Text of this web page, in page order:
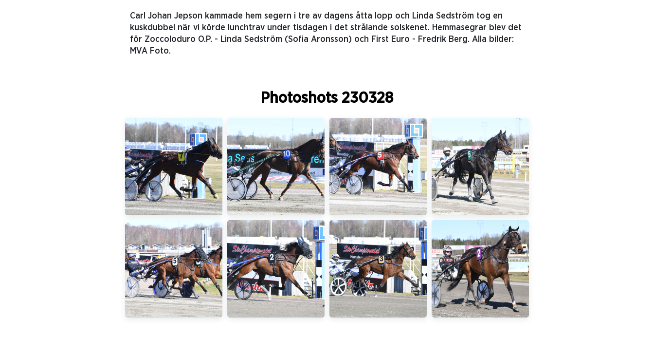
Carl Johan Jepson kammade hem segern i tre av dagens åtta lopp och Linda Sedström tog en
kuskdubbel när vi körde lunchtrav under tisdagen i det strålande solskenet. Hemmasegrar blev det
för Zoccoloduro O.P. - Linda Sedström (Sofia Aronsson) och First Euro - Fredrik Berg. Alla bilder:
MVA Foto.
Photoshots 230328